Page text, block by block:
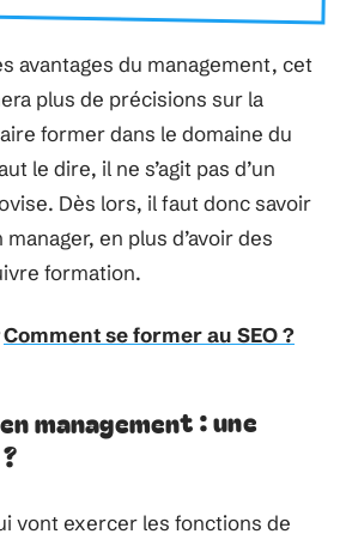
avantages du management, cet
plus de précisions sur la
former dans le domaine du
le dire, il ne s’agit pas d’un
Dès lors, il faut donc savoir
en plus d’avoir des
formation.
Comment se former au SEO ?
management : une
vont exercer les fonctions de